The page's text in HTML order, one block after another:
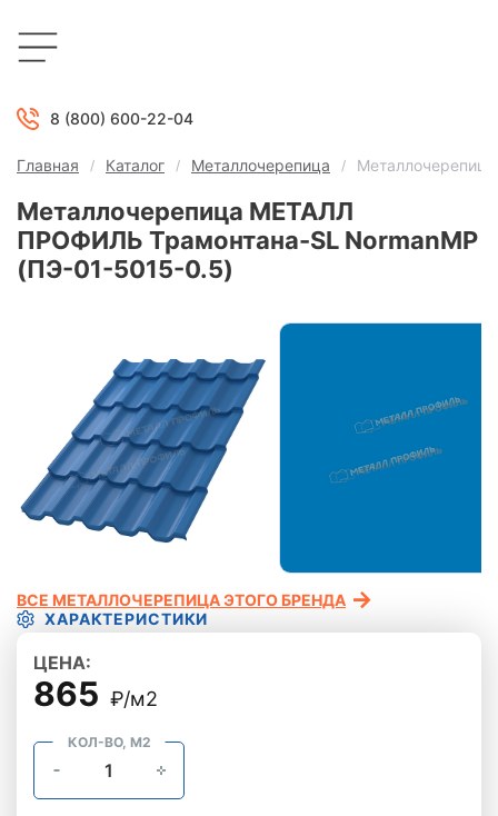
8 (800) 600-22-04
Главная Каталог Металлочерепица
Металлочерепица МЕТАЛЛ
ПРОФИЛЬ Трамонтана-SL NormanMP
(ПЭ-01-5015-0.5)
ХАРАКТЕРИСТИКИ
ВСЕ МЕТАЛЛОЧЕРЕПИЦА ЭТОГО БРЕНДА
ЦЕНА:
865 ₽/м2
КОЛ-ВО, М2